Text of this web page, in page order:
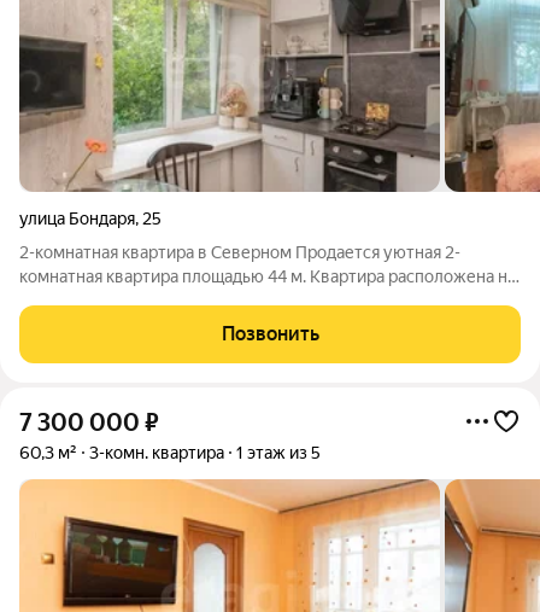
улица Бондаря, 25
2-комнатная квартира в Северном Продается уютная 2-
комнатная квартира площадью 44 м. Квартира расположена на
интерьер под свой вкус.
Позвонить
7 300 000 ₽
60,3 м² 3-комн. квартира 1 этаж из 5